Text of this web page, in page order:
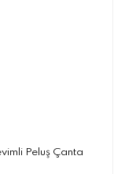
Peluş Çanta